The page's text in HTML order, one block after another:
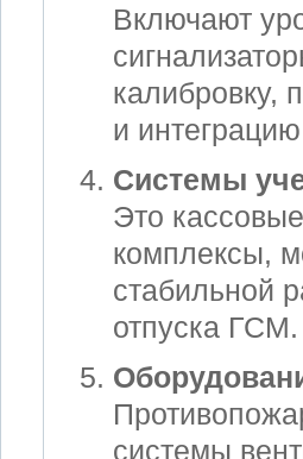
Включают
калибровку,
и
Системы
Это
комплексы,
стабильной
отпуска ГСМ.
системы